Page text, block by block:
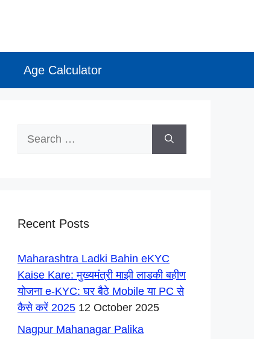
Age Calculator
Recent Posts
Maharashtra Ladki Bahin eKYC
Kaise Kare: मुख्यमंत्री माझी लाडकी बहीण
योजना e-KYC: घर बैठे Mobile या PC से
कैसे करें 2025 12 October 2025
Nagpur Mahanagar Palika